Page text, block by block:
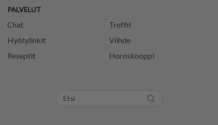
PALVELUT
Chat
Treffit
Hyötylinkit
Viihde
Reseptit
Horoskooppi